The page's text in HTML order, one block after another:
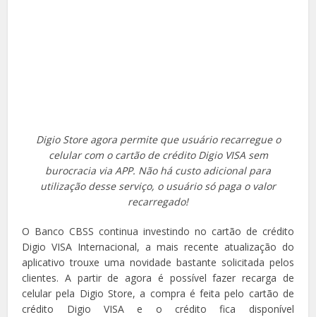
Digio Store agora permite que usuário recarregue o
celular com o cartão de crédito Digio VISA sem
burocracia via APP. Não há custo adicional para
utilização desse serviço, o usuário só paga o valor
recarregado!
O Banco CBSS continua investindo no cartão de crédito
Digio VISA Internacional, a mais recente atualização do
aplicativo trouxe uma novidade bastante solicitada pelos
clientes. A partir de agora é possível fazer recarga de
celular pela Digio Store, a compra é feita pelo cartão de
crédito Digio VISA e o crédito fica disponível